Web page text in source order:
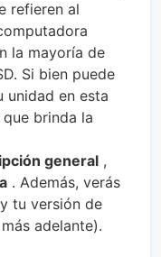
refieren al
la mayoría de
Si bien puede
unidad en esta
brinda la
general ,
. Además, verás
tu versión de
adelante).